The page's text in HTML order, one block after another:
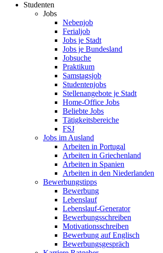
Studenten
Jobs
Nebenjob
Ferialjob
Jobs je Stadt
Jobs je Bundesland
Jobsuche
Praktikum
Samstagsjob
Studentenjobs
Stellenangebote je Stadt
Home-Office Jobs
Beliebte Jobs
Tätigkeitsbereiche
FSJ
Jobs im Ausland
Arbeiten in Portugal
Arbeiten in Griechenland
Arbeiten in Spanien
Arbeiten in den Niederlanden
Bewerbungstipps
Bewerbung
Lebenslauf
Lebenslauf-Generator
Bewerbungsschreiben
Motivationsschreiben
Bewerbung auf Englisch
Bewerbungsgespräch